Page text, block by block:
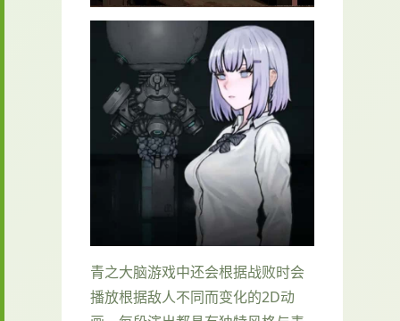
青之大脑游戏中还会根据战败时会
播放根据敌人不同而变化的2D动